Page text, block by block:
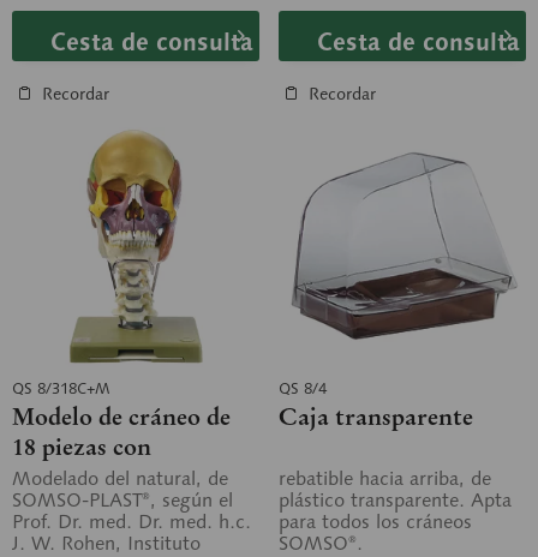
Cesta de consulta
Recordar
Cesta de consulta
Recordar
QS 8/318C+M
Modelo de cráneo de
18 piezas con
musculatura
masticatoria, columna
vertebral cervical y
Modelado del natural, de
SOMSO-PLAST®, según el
Prof. Dr. med. Dr. med. h.c.
J. W. Rohen, Instituto
QS 8/4
Caja transparente
rebatible hacia arriba, de
plástico transparente. Apta
para todos los cráneos
SOMSO®.